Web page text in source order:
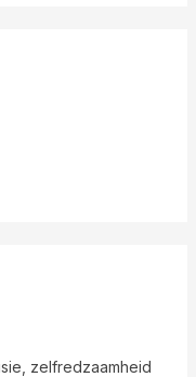
zelfredzaamheid